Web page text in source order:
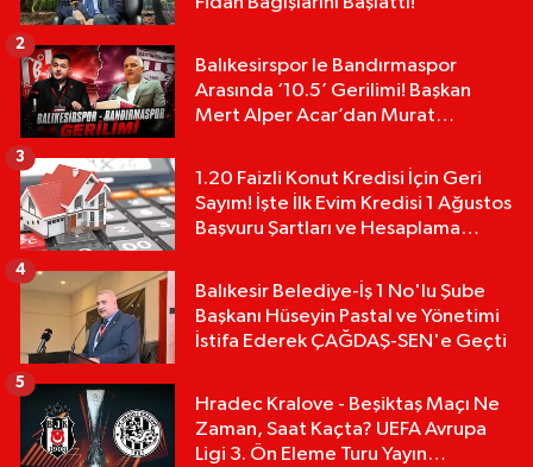
Balıkesirspor le Bandırmaspor
Arasında ‘10.5’ Gerilimi! Başkan
Mert Alper Acar’dan Murat
2
1.20 Faizli Konut Kredisi İçin Geri
Sayım! İşte İlk Evim Kredisi 1 Ağustos
Başvuru Şartları ve Hesaplama
3
Balıkesir Belediye-İş 1 No'lu Şube
Başkanı Hüseyin Pastal ve Yönetimi
İstifa Ederek ÇAĞDAŞ-SEN'e Geçti
4
Hradec Kralove - Beşiktaş Maçı Ne
Zaman, Saat Kaçta? UEFA Avrupa
Ligi 3. Ön Eleme Turu Yayın
5